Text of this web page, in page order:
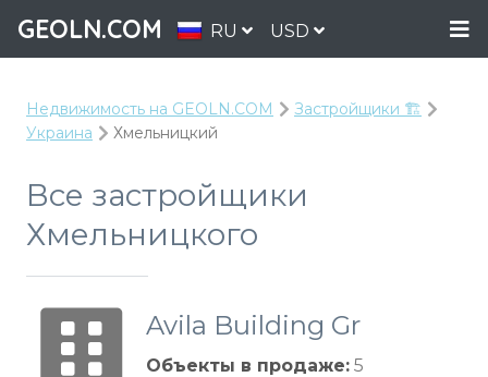
GEOLN.COM RU USD
Недвижимость на GEOLN.COM
Застройщики 🏗️
Украина
Хмельницкий
Все застройщики
Хмельницкого
Avila Building Gr
oup
Объекты в продаже: 5